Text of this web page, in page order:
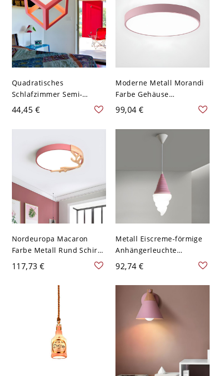
Quadratisches
Schlafzimmer Semi-
Flushmount
Zeitgenössisches Metall 1
Birne Rosa Flush
44,45 €
Moderne Metall Morandi
Farbe Gehäuse
Deckenleuchte Rund
Schirm LED 1-Licht
Deckenlampe - Rosa 110V-
120V 22,86 cm Weißlicht
99,04 €
Nordeuropa Macaron
Farbe Metall Rund Schirm
Deckenlampe Geweih
Dekor LED 1-Licht
Deckenleuchte - Rosa
110V-120V 30,48 cm
117,73 €
Metall Eiscreme-förmige
Anhängerleuchte
Kinderstil 1-Licht
Deckenaufhängungslamp
e über Tisch - 110V-120V
92,74 €